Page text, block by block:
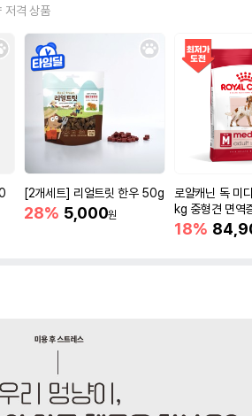
저격 상품
[2개세트] 리얼트릿 한우 50g
28% 5,000원
로얄캐닌 독 미
kg 중형견 면역
18%